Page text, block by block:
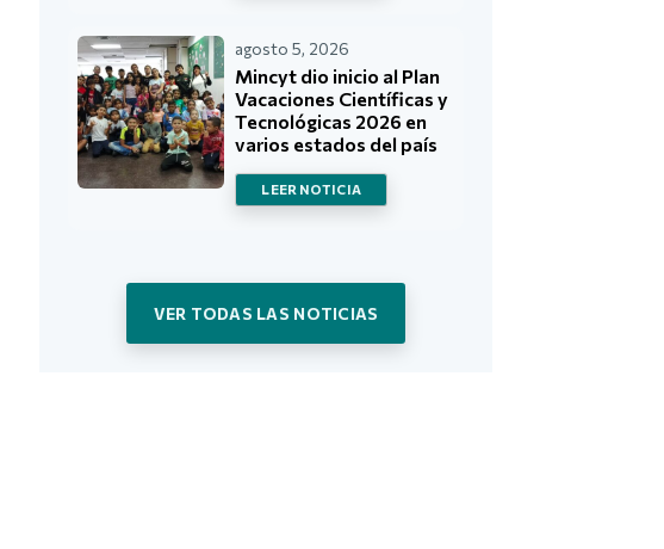
agosto 5, 2026
Mincyt dio inicio al Plan
Vacaciones Científicas y
Tecnológicas 2026 en
varios estados del país
LEER NOTICIA
VER TODAS LAS NOTICIAS